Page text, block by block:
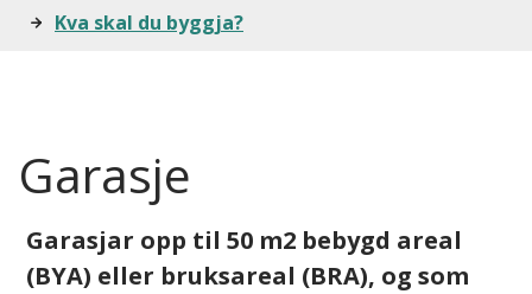
Du Kva skal du byggja?
Garasje
Garasjar opp til 50 m2 bebygd areal
(BYA) eller bruksareal (BRA), og som